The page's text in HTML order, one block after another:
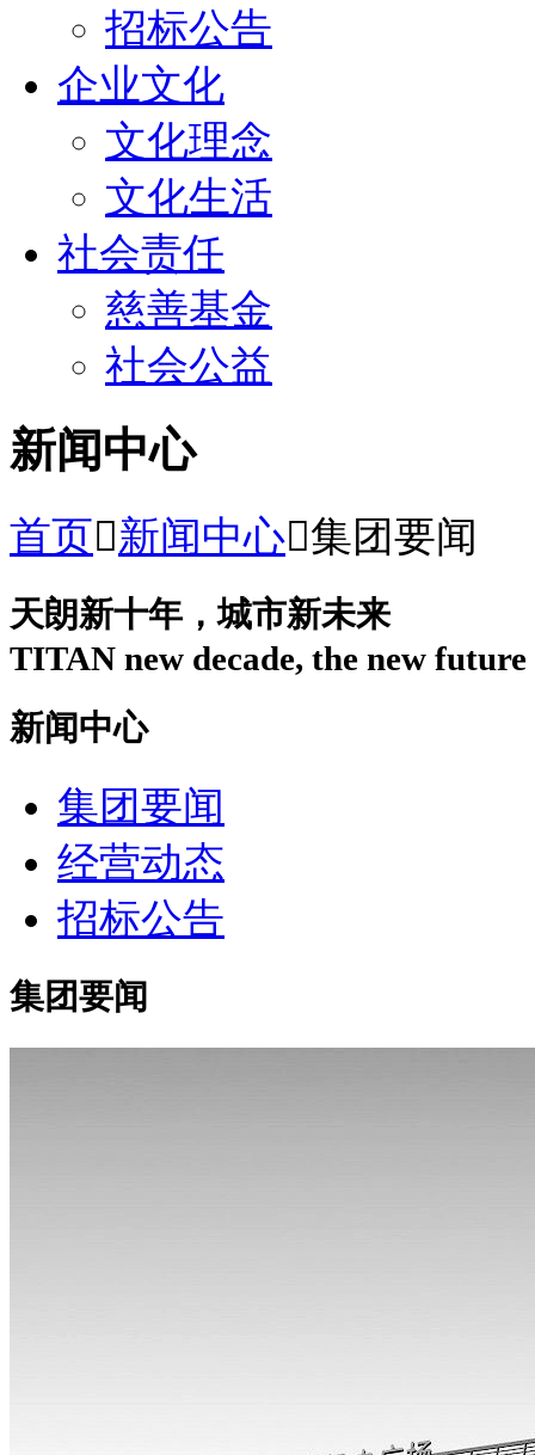
招标公告
企业文化
文化理念
文化生活
社会责任
慈善基金
社会公益
新闻中心
首页新闻中心集团要闻
天朗新十年，城市新未来
TITAN new decade, the new
新闻中心
集团要闻
经营动态
招标公告
集团要闻